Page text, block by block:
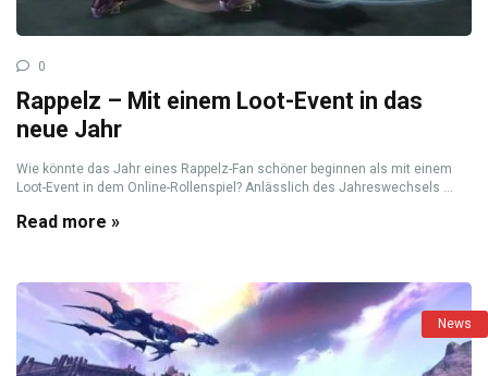
0
Rappelz – Mit einem Loot-Event in das
neue Jahr
Wie könnte das Jahr eines Rappelz-Fan schöner beginnen als mit einem
Loot-Event in dem Online-Rollenspiel? Anlässlich des Jahreswechsels ...
Read more »
News